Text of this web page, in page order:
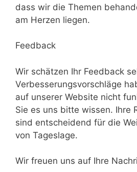
dass wir die Themen
am Herzen liegen.
Feedback
Wir schätzen Ihr Feedback
Verbesserungsvorschläge
auf unserer Website nicht
Sie es uns bitte wissen. Ihre
sind entscheidend für die
von Tageslage.
Wir freuen uns auf Ihre